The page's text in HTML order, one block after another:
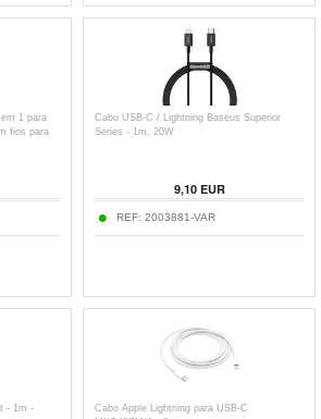
1 para
fios para
Cabo USB-C / Lightning Baseus Superior
Series - 1m, 20W
9,10EUR
REF: 2003881-VAR
- 1m -
Cabo Apple Lightning para USB-C